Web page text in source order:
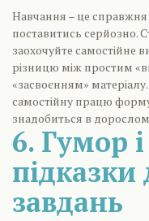
Навчання – це
поставитись серйозно.
заохочуйте самостійне
різницю між простим
«засвоєнням»
самостійну працю
знадобиться в
6. Гумор
завдань